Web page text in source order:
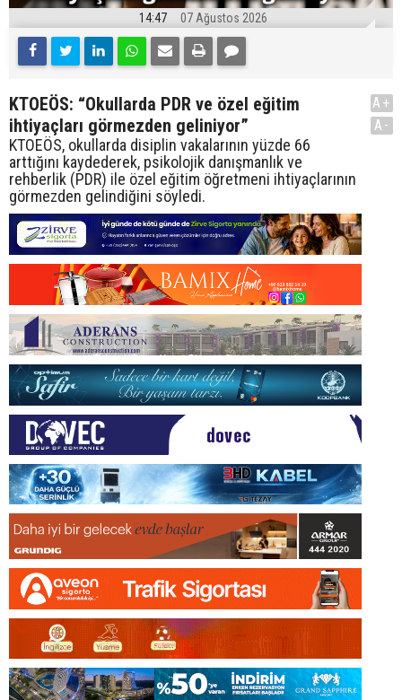
14:47 07 Ağustos 2026
KTOEÖS: “Okullarda PDR ve özel eğitim
ihtiyaçları görmezden geliniyor”
KTOEÖS, okullarda disiplin vakalarının yüzde 66
arttığını kaydederek, psikolojik danışmanlık ve
rehberlik (PDR) ile özel eğitim öğretmeni ihtiyaçlarının
görmezden gelindiğini söyledi.
A+
A-